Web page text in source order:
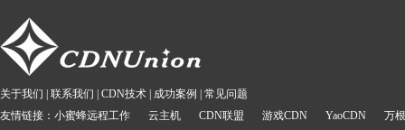
关于我们 联系我们 CDN技术 成功案例
常见问题
友情链接： 小蜜蜂远程工作 云主机 CDN联盟 游戏CDN YaoCDN
万